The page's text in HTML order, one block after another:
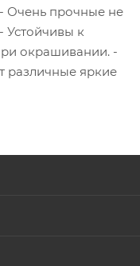
Очень прочные не
Устойчивы к
окрашивании. -
различные яркие